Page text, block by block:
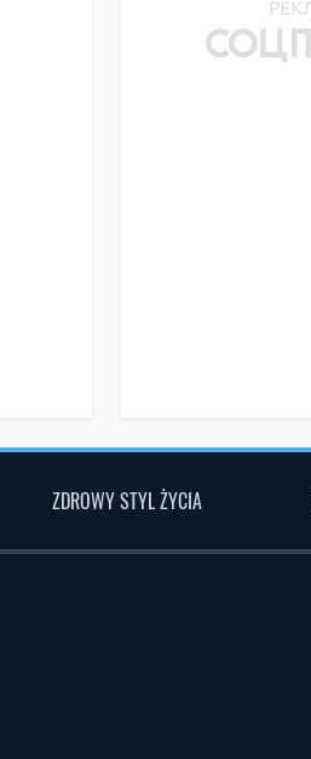
ZDROWY STYL ŻYCIA